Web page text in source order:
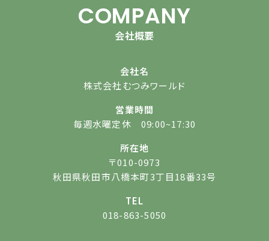
COMPANY
会社概要
会社名
株式会社むつみワールド
営業時間
毎週水曜定休 09:00~17:30
所在地
〒010-0973
秋田県秋田市八橋本町3丁目18番33号
TEL
018-863-5050